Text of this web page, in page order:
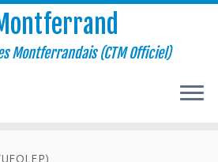
Montferrandais (CTM Officiel)